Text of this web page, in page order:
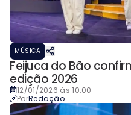
MÚSICA
Feijuca do Bão
edição 2026
12/01/2026 às 10:00
PorRedação